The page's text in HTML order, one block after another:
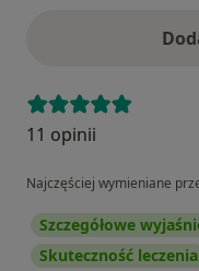
11 opinii
Najczęściej wymieniane
Szczegółowe
Skuteczność leczenia